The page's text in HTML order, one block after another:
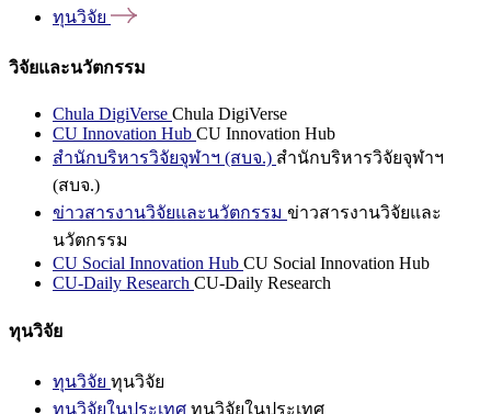
ทุนวิจัย
วิจัยและนวัตกรรม
Chula DigiVerse Chula DigiVerse
CU Innovation Hub CU Innovation Hub
สำนักบริหารวิจัยจุฬาฯ (สบจ.) สำนักบริหารวิจัยจุฬาฯ
(สบจ.)
ข่าวสารงานวิจัยและนวัตกรรม ข่าวสารงานวิจัยและ
นวัตกรรม
CU Social Innovation Hub CU Social Innovation Hub
CU-Daily Research CU-Daily Research
ทุนวิจัย
ทุนวิจัย ทุนวิจัย
ทุนวิจัยในประเทศ ทุนวิจัยในประเทศ